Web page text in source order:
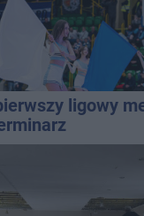
ligowy